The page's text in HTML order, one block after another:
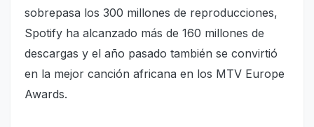
so­brepasa los 300 millones de reproducciones,
Spotify ha alcanzado más de 160 mi­llones de
descargas y el año pasado también se convirtió
en la mejor canción africana en los MTV Europe
Awards.